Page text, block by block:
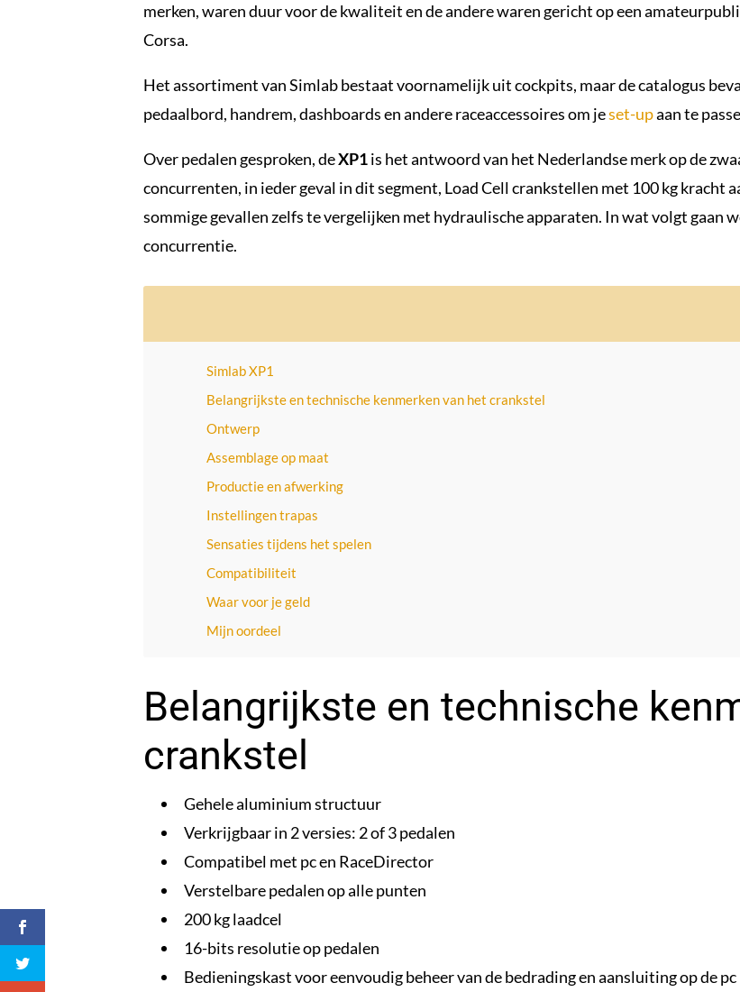
merken, waren duur voor de kwaliteit en de andere waren gericht op een
Corsa.
Het assortiment van Simlab bestaat voornamelijk uit cockpits, maar de catalogus
pedaalbord, handrem, dashboards en andere raceaccessoires om jeset-upaan te
Over pedalen gesproken, deXP1is het antwoord van het Nederlandse merk op de
concurrenten, in ieder geval in dit segment, Load Cell crankstellen met 100 kg kracht
sommige gevallen zelfs te vergelijken met hydraulische apparaten. In wat volgt gaan
concurrentie.
Simlab XP1
Belangrijkste en technische kenmerken van het crankstel
Ontwerp
Assemblage op maat
Productie en afwerking
Instellingen trapas
Sensaties tijdens het spelen
Compatibiliteit
Waar voor je geld
Mijn oordeel
Belangrijkste en technische
crankstel
Gehele aluminium structuur
Verkrijgbaar in 2 versies: 2 of 3 pedalen
Compatibel met pc en RaceDirector
Verstelbare pedalen op alle punten
200 kg laadcel
16-bits resolutie op pedalen
Bedieningskast voor eenvoudig beheer van de bedrading en aansluiting op de pc